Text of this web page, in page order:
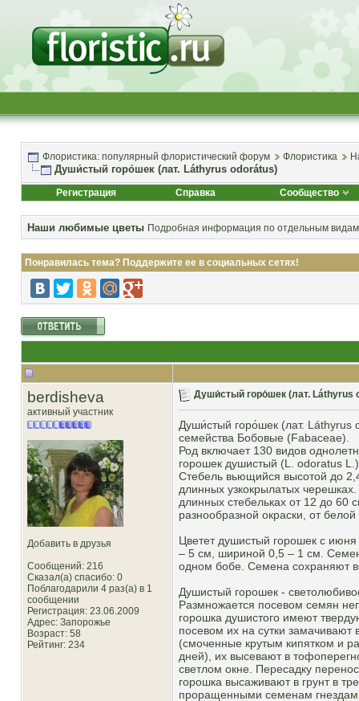
Флористика: популярный флористический форум Флористика
Души́стый горо́шек (лат. Láthyrus odorátus)
Регистрация Справка Сообщество
Наши любимые цветы Подробная информация по отдельным видам
Понравилась тема? Поддержите ее в социальных сетях!
berdisheva
активный участник
Добавить в друзья
Сообщений: 216
Сказал(а) спасибо: 0
Поблагодарили 4 раз(а) в 1
сообщении
Регистрация: 23.06.2009
Адрес: Запорожье
Возраст: 58
Рейтинг: 234
Души́стый горо́шек (лат. Láthyrus
Души́стый горо́шек (лат. Láthyrus
семейства Бобовые (Fabaceae).
Род включает 130 видов
горошек душистый (L. odoratus
Стебель вьющийся высотой до
длинных узкокрылатых
длинных стебельках от 12 до 60
разнообразной окраски, от
Цветет душистый горошек с
– 5 см, шириной 0,5 – 1 см.
одном бобе. Семена сохраняют
Душистый горошек -
Размножается посевом семян
горошка душистого имеют
посевом их на сутки
(смоченные крутым кипятком и
дней), их высевают в
светлом окне. Пересадку
горошка высаживают в грунт в
проращенными семенам